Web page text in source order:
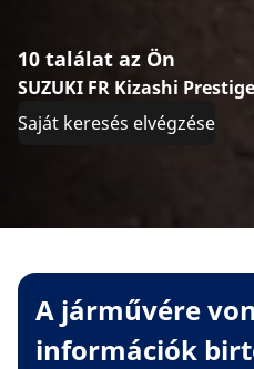
10 találat az Ön
SUZUKI FR Kizashi
Saját keresés elvégzése
A járművére
információk